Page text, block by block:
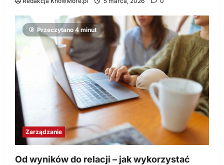
Przeczytano 4 minut
Zarządzanie
Od wyników do relacji – jak wykorzystać